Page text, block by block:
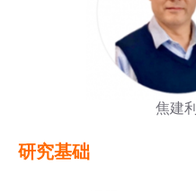
焦建利
研究基础